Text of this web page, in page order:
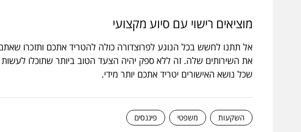
מוציאים רישוי עם סיוע מקצועי
אל תתנו לחשש בכל הנוגע לפרוצדורה כולה להטריד אתכם ותזכרו
את השירותים שלה. זה ללא ספק יהיה הצעד הטוב ביותר שתוכלו
שכל נושא האישורים יטריד אתכם יותר מידי.
השקעות משפטי פיננסים